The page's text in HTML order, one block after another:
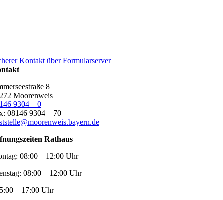
Kontakt über Formularserver
8
Moorenweis
9304 – 0
08146 9304 – 70
Rathaus
08:00 – 12:00 Uhr
08:00 – 12:00 Uhr
– 17:00 Uhr